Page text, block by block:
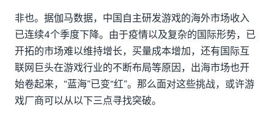
非也。据伽马数据，中国自主研发游戏的海外市场收入
已连续4个季度下降。由于疫情以及复杂的国际形势，已
开拓的市场难以维持增长，买量成本增加，还有国际互
联网巨头在游戏行业的不断布局等原因，出海市场也开
始卷起来，“蓝海”已变“红”。那么面对这些挑战，或许游
戏厂商可以从以下三点寻找突破。